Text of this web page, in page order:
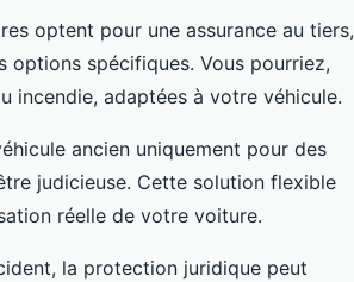
optent pour une assurance au tiers,
options spécifiques. Vous pourriez,
incendie, adaptées à votre véhicule.
ancien uniquement pour des
judicieuse. Cette solution flexible
réelle de votre voiture.
la protection juridique peut